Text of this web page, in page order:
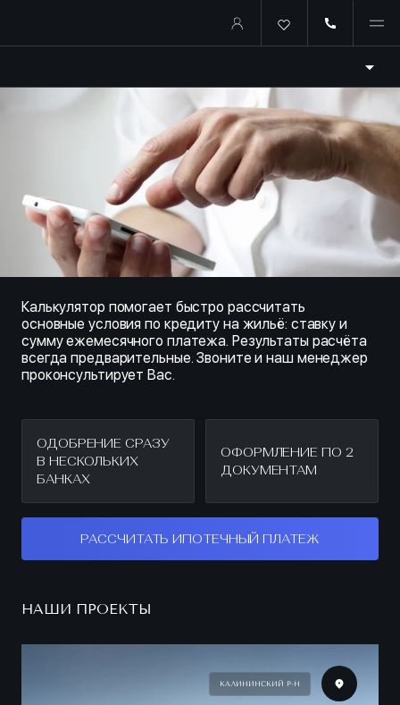
Купить квартиру в ипотеку
Калькулятор помогает быстро рассчитать
основные условия по кредиту на жильё: ставку и
сумму ежемесячного платежа. Результаты расчёта
всегда предварительные. Звоните и наш менеджер
проконсультирует Вас.
ОДОБРЕНИЕ СРАЗУ
В НЕСКОЛЬКИХ
БАНКАХ
ОФОРМЛЕНИЕ ПО 2
ДОКУМЕНТАМ
РАССЧИТАТЬ ИПОТЕЧНЫЙ ПЛАТЕЖ
НАШИ ПРОЕКТЫ
КАЛИНИНСКИЙ Р-Н